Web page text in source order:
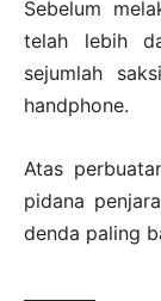
Sebelum
telah lebih
sejumlah
handphone.
Atas
pidana
denda paling